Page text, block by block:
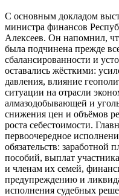
С основным докладом
министра финансов
Алексеев. Он напомнил,
была подчинена прежде
сбалансированности и
оставались жёсткими:
давления, влияние
ситуации на отрасли
алмазодобывающей и
снижения цен и объёмов
роста себестоимости.
первоочередное
обязательств: заработной
пособий, выплат
и членам их семей,
предупреждению и
исполнения судебных